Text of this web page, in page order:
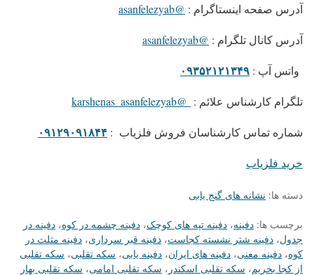
آدرس صفحه اینستاگرام :
@asanfelezyab
آدرس کانال تلگرام :
@asanfelezyab
واتس آپ : ۰۹۳۵۲۱۲۱۳۴۹
تلگرام کارشناس علائم :
@karshenas_asanfelezyab
شماره تماس کارشناسان فروش فلزیاب : ۰۹۱۲۹۰۹۱۸۴۴
خرید فلزیاب
دسته ها: نشانه های گنج یابی
برچسب ها: دفینه، دفینه تپه های کوچک، دفینه چشمه در کوه، دفینه در
جدول، دفینه شتر نشسته کجاست، دفینه قبر سرداری، دفینه مثلث در
کوه، دفینه معنی، دفینه های ایران، دفینه یابی، سکه تقلبی، سکه تقلبی
از کجا بخریم، سکه تقلبی اسکندر ، سکه تقلبی امامی، سکه تقلبی بهار